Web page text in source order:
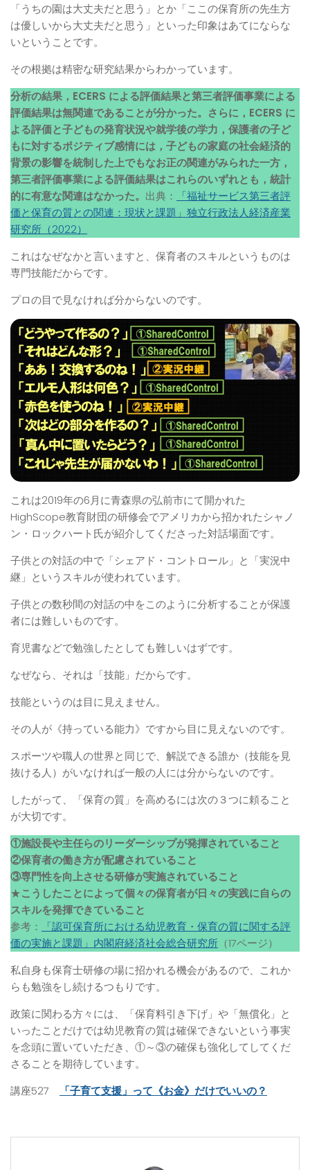
「うちの園は大丈夫だと思う」とか「ここの保育所の先生方
は優しいから大丈夫だと思う」といった印象はあてにならな
いということです。
その根拠は精密な研究結果からわかっています。
分析の結果，ECERS による評価結果と第三者評価事業による
評価結果は無関連であることが分かった。さらに，ECERS に
よる評価と子どもの発育状況や就学後の学力，保護者の子ど
もに対するポジティブ感情には，子どもの家庭の社会経済的
背景の影響を統制した上でもなお正の関連がみられた一方，
第三者評価事業による評価結果はこれらのいずれとも，統計
的に有意な関連はなかった。 出典：
「福祉サービス第三者評
価と保育の質との関連：現状と課題」独立行政法人経済産業
研究所（2022）
これはなぜなかと言いますと、保育者のスキルというものは
専門技能だからです。
プロの目で見なければ分からないのです。
これは2019年の6月に青森県の弘前市にて開かれた
HighScope教育財団の研修会でアメリカから招かれたシャノ
ン・ロックハート氏が紹介してくださった対話場面です。
子供との対話の中で「シェアド・コントロール」と「実況中
継」というスキルが使われています。
子供との数秒間の対話の中をこのように分析することが保護
者には難しいものです。
育児書などで勉強したとしても難しいはずです。
なぜなら、それは「技能」だからです。
技能というのは目に見えません。
その人が《持っている能力》ですから目に見えないのです。
スポーツや職人の世界と同じで、解説できる誰か（技能を見
抜ける人）がいなければ一般の人には分からないのです。
したがって、「保育の質」を高めるには次の３つに頼ること
が大切です。
①施設長や主任らのリーダーシップが発揮されていること
②保育者の働き方が配慮されていること
③専門性を向上させる研修が実施されていること
★こうしたことによって個々の保育者が日々の実践に自らの
スキルを発揮できていること
参考：
「認可保育所における幼児教育・保育の質に関する評
価の実施と課題」内閣府経済社会総合研究所 （17ページ）
私自身も保育士研修の場に招かれる機会があるので、これか
らも勉強をし続けるつもりです。
政策に関わる方々には、「保育料引き下げ」や「無償化」と
いったことだけでは幼児教育の質は確保できないという事実
を念頭に置いていただき、①～③の確保も強化してしてくだ
さることを期待しています。
講座527
「子育て支援」って《お金》だけでいいの？